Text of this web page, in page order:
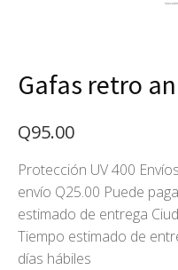
Gafas retro
Q95.00
Protección UV 400
envío Q25.00 Puede
estimado de entrega
Tiempo estimado de
días hábiles